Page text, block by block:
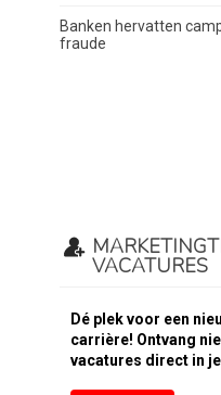
Banken hervatten
fraude
VACATURES
Dé plek voor een
carrière! Ontvang
vacatures direct in